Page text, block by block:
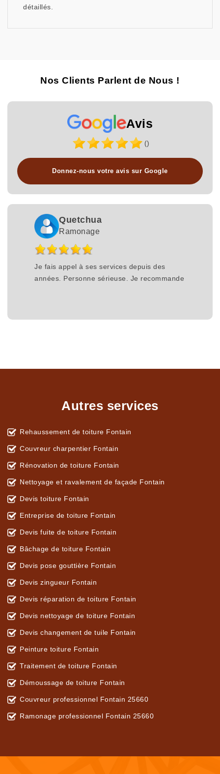
détaillés.
Nos Clients Parlent de Nous !
Avis
()
Donnez-nous votre avis sur Google
Quetchua
Ramonage
Je fais appel à ses services depuis des
années. Personne sérieuse. Je recommande
Autres services
Rehaussement de toiture Fontain
Couvreur charpentier Fontain
Rénovation de toiture Fontain
Nettoyage et ravalement de façade Fontain
Devis toiture Fontain
Entreprise de toiture Fontain
Devis fuite de toiture Fontain
Bâchage de toiture Fontain
Devis pose gouttière Fontain
Devis zingueur Fontain
Devis réparation de toiture Fontain
Devis nettoyage de toiture Fontain
Devis changement de tuile Fontain
Peinture toiture Fontain
Traitement de toiture Fontain
Démoussage de toiture Fontain
Couvreur professionnel Fontain 25660
Ramonage professionnel Fontain 25660